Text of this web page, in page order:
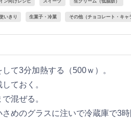
いきり 生菓子・冷菓 その他（チョコレート・キャ
て3分加熱する（500ｗ）。
ておく。
混ぜる。
めのグラスに注いで冷蔵庫で3時